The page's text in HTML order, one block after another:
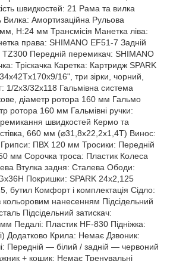
швидкостей: 21 Рама та вилка
Амортизаційна Рульова
H:24 мм Трансмісія Манетка ліва:
права: SHIMANO EF51-7 Задній
Передній перемикач: SHIMANO
Тріскачка Каретка: Картридж SPARK
16", три зірки, чорний,
1/2х3/32х118 Гальмівна система
діаметр ротора 160 мм Гальмо
ротора 160 мм Гальмівні ручки:
швидкостей Кермо та
660 мм (⌀31,8х22,2х1,4T) Винос:
ПВХ 120 мм Тросики: Передній
мм Сорочка троса: Пластик Колеса
Втулка задня: Сталева Ободи:
Покришки: SPARK 24х2,125
бутил Комфорт і комплектація Сідло:
кольоровим нанесенням Підсідельний
Підсідельний затискач:
Педалі: Пластик HF-830 Підніжка:
Додатково Крила: Немає Дзвоник:
Передній — білий / задній — червоний
+ кошик: Немає Тренувальні